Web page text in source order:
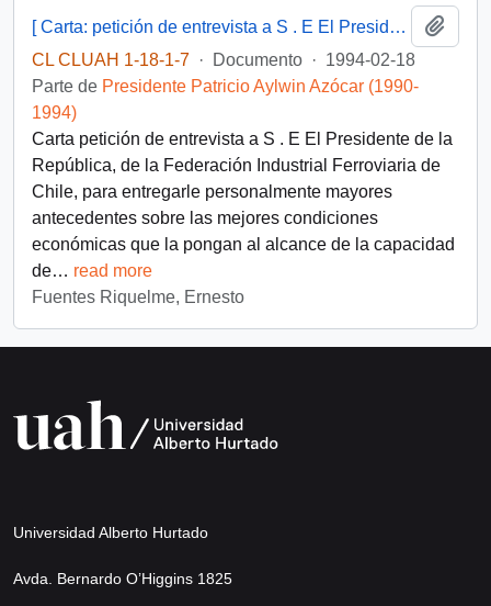
[ Carta: petición de entrevista a S . E El Presidente de la República, de la Federación Industrial Ferroviaria de Chile ]
CL CLUAH 1-18-1-7 · Documento · 1994-02-18
Parte de Presidente Patricio Aylwin Azócar (1990-
1994)
Carta petición de entrevista a S . E El Presidente de la
República, de la Federación Industrial Ferroviaria de
Chile, para entregarle personalmente mayores
antecedentes sobre las mejores condiciones
económicas que la pongan al alcance de la capacidad
de… read more
Fuentes Riquelme, Ernesto
Universidad Alberto Hurtado
Avda. Bernardo O’Higgins 1825